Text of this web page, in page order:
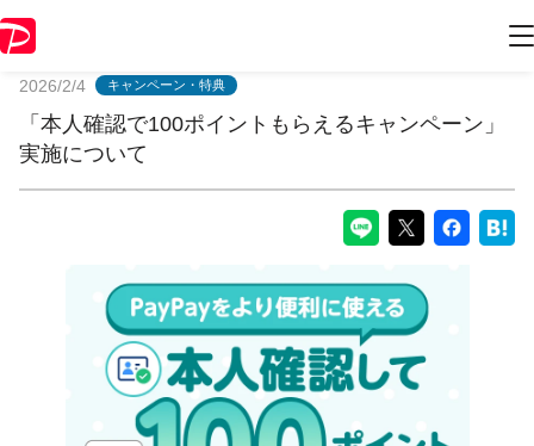
2026/2/4 キャンペーン・特典
「本人確認で100ポイントもらえるキャンペーン」
実施について